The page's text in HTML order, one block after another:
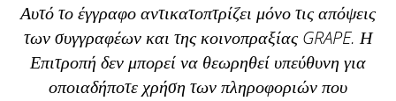
Αυτό το έγγραφο αντικατοπτρίζει μόνο τις απόψεις
των συγγραφέων και της κοινοπραξίας GRAPE. Η
Επιτροπή δεν μπορεί να θεωρηθεί υπεύθυνη για
οποιαδήποτε χρήση των πληροφοριών που